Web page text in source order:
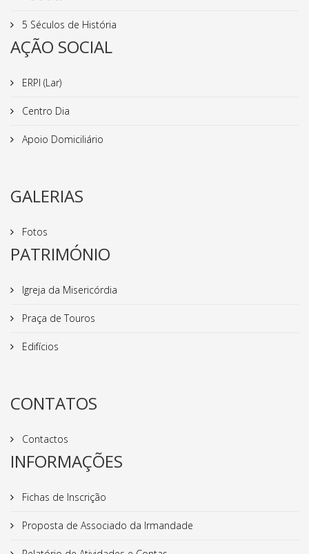
5 Séculos de História
AÇÃO SOCIAL
ERPI (Lar)
Centro Dia
Apoio Domiciliário
GALERIAS
Fotos
PATRIMÓNIO
Igreja da Misericórdia
Praça de Touros
Edifícios
CONTATOS
Contactos
INFORMAÇÕES
Fichas de Inscrição
Proposta de Associado da Irmandade